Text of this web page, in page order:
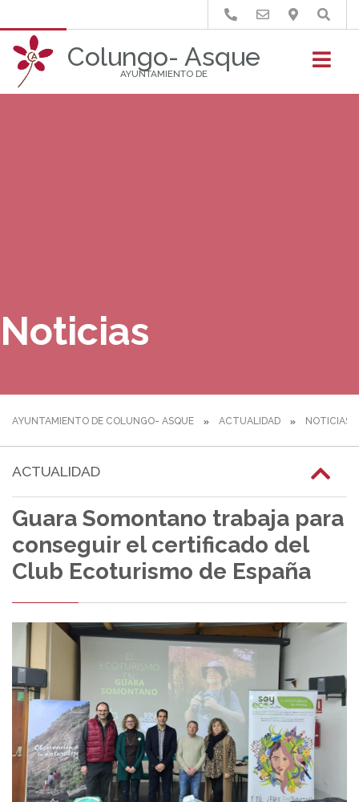
Colungo- Asque
AYUNTAMIENTO DE
Buscar
Noticias
AYUNTAMIENTO DE COLUNGO- ASQUE ACTUALIDAD NOTICIAS
ACTUALIDAD
Guara Somontano trabaja para
conseguir el certificado del
Club Ecoturismo de España